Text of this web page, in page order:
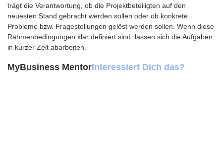
trägt die Verantwortung, ob die Projektbeteiligten auf den
neuesten Stand gebracht werden sollen oder ob konkrete
Probleme bzw. Fragestellungen gelöst werden sollen. Wenn diese
Rahmenbedingungen klar definiert sind, lassen sich die Aufgaben
in kurzer Zeit abarbeiten.
MyBusiness MentorInteressiert Dich das?